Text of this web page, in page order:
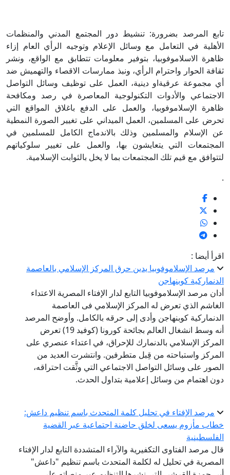
تابع المرصد بضرورة: تنشيط دور المجتمع المدني والمنظمات
الأهلية في التعامل مع وسائل الإعلام وتوجيه الرأي العام إزاء
ظاهرة‌ الاسلاموفوبيا، بتوفير معلومات تتطابق مع الواقع، ونشر
ثقافة الحوار واحترام الرأي، ونبذ ممارسات الاقصاء والتهميش ضد
أي مجموعة عرقيةاو دينية، العمل على توظيف وسائل التواصل
الاجتماعي والأدوات التكنولوجية المعاصرة في رصد ومكافحة
ظاهرة الإسلاموفوبيا، والعمل على الدفع باغلاق المواقع التي
تحرض على المسلمين، العمل الميداني على تغيير الصورة النمطية
عن الإسلام والمسلمين وذلك بالاندماج الكامل للمسلمين في
المجتمعات التي يتعايشون بها، والعمل على تغيير سلوكياتهم
لتتوافق مع قيم تلك المجتمعات بما لا يخل بالثوابت الإسلامية.
اقرأ أيضا :
مرصد الإسلاموفوبيا يدين حرق المركز الإسلامي بالعاصمة
الدنماركية كوبنهاجن
أدان مرصد الإسلاموفوبيا التابع لدار الإفتاء المصرية الاعتداء
الغاشم الذي تعرض له المركز الإسلامي فى العاصمة
الدنماركية كوبنهاجن وأدى إلى حرقه بالكامل. وأوضح المرصد
أنه وسط انشغال العالم بجائحة كورونا (كوفيد 19) تعرض
المركز الإسلامي بالدنمارك للإحراق، في اعتداء عنصري على
المركز واستباحته من قِبل متطرفين. وانتشرت العديد من
الصور على وسائل التواصل الاجتماعي التي وثَّقت احتراقه،
دون اهتمام من وسائل إعلامية بتداول الحدث.
مرصد الإفتاء في تحليل كلمة المتحدث باسم تنظيم داعش:
خطاب مأزوم يسعى لخلق حاضنة اجتماعية عبر القضية
الفلسطينية
قال مرصد الفتاوى التكفيرية والآراء المتشددة التابع لدار الإفتاء
المصرية في تحليل له لكلمة المتحدث باسم تنظيم "داعش"